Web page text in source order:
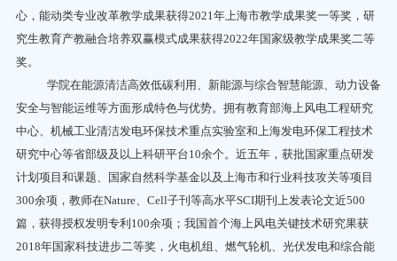
心，能动类专业改革教学成果获得2021 年上海市教学成果奖一等奖，研
究生教育产教融合培养双赢模式成果获得2022年国家级教学成果奖二等
奖。
学院在能源清洁高效低碳利用、新能源与综合智慧能源、动力设备
安全与智能运维等方面形成特色与优势。拥有教育部海上风电工程研究
中心、机械工业清洁发电环保技术重点实验室和上海发电环保工程技术
研究中心等省部级及以上科研平台10余个。近五年，获批国家重点研发
计划项目和课题、国家自然科学基金以及上海市和行业科技攻关等项目
300余项，教师在Nature、 Cell子刊等高水平SCI期刊上发表论文近500
篇，获得授权发明专利100余项；我国首个海上风电关键技术研究果获
2018年国家科技进步二等奖，火电机组、燃气轮机、光伏发电和综合能